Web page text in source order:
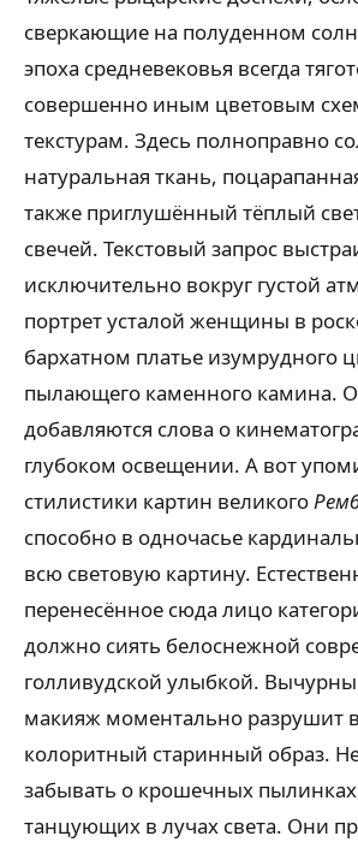
сверкающие на полуденном
эпоха средневековья всегда
совершенно иным цветовым
текстурам. Здесь полноправно
натуральная ткань,
также приглушённый тёплый
свечей. Текстовый запрос
исключительно вокруг густой
портрет усталой женщины в
бархатном платье изумрудного
пылающего каменного камина.
добавляются слова о
глубоком освещении. А вот
стилистики картин великого
способно в одночасье
всю световую картину.
перенесённое сюда лицо
должно сиять белоснежной
голливудской улыбкой.
макияж моментально разрушит
колоритный старинный образ.
забывать о крошечных
танцующих в лучах света. Они